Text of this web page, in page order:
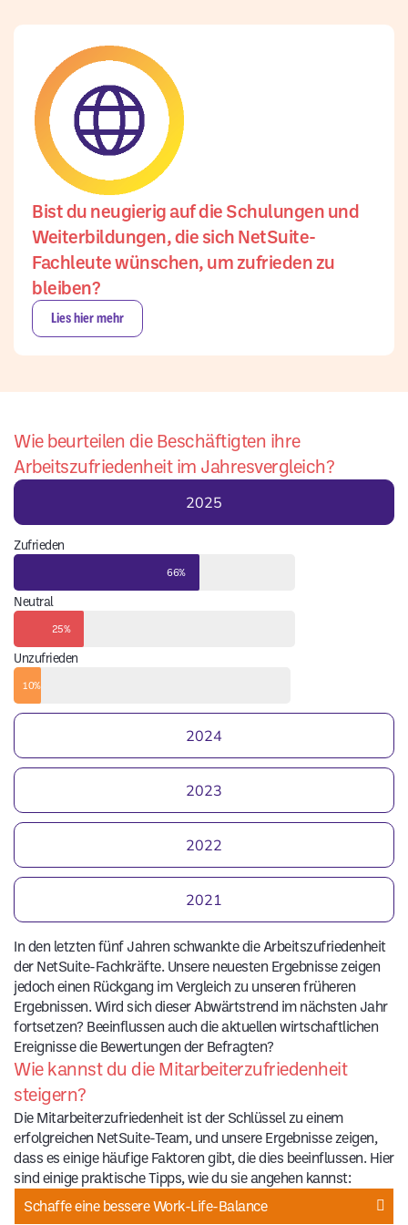
Bist du neugierig auf die Schulungen und
Weiterbildungen, die sich NetSuite-
Fachleute wünschen, um zufrieden zu
bleiben?
Lies hier mehr
Wie beurteilen die Beschäftigten ihre
Arbeitszufriedenheit im Jahresvergleich?
2025
2024
2023
2022
2021
Zufrieden
66%
Neutral
25%
Unzufrieden
10%
In den letzten fünf Jahren schwankte die Arbeitszufriedenheit
der NetSuite-Fachkräfte. Unsere neuesten Ergebnisse zeigen
jedoch einen Rückgang im Vergleich zu unseren früheren
Ergebnissen. Wird sich dieser Abwärtstrend im nächsten Jahr
fortsetzen? Beeinflussen auch die aktuellen wirtschaftlichen
Ereignisse die Bewertungen der Befragten?
Wie kannst du die Mitarbeiterzufriedenheit
steigern?
Die Mitarbeiterzufriedenheit ist der Schlüssel zu einem
erfolgreichen NetSuite-Team, und unsere Ergebnisse zeigen,
dass es einige häufige Faktoren gibt, die dies beeinflussen. Hier
sind einige praktische Tipps, wie du sie angehen kannst:
Schaffe eine bessere Work-Life-Balance